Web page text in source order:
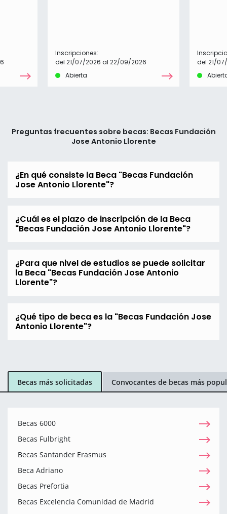
Inscripciones:
del 21/07/2026 al 22/09/2026
Abierta
del 21/
Preguntas frecuentes sobre becas: Becas Fundación
Jose Antonio Llorente
¿En qué consiste la Beca "Becas Fundación
Jose Antonio Llorente"?
¿Cuál es el plazo de inscripción de la Beca
"Becas Fundación Jose Antonio Llorente"?
¿Para que nivel de estudios se puede solicitar
la Beca "Becas Fundación Jose Antonio
Llorente"?
¿Qué tipo de beca es la "Becas Fundación Jose
Antonio Llorente"?
Becas más solicitadas Convocantes de becas más
Becas 6000
Becas Fulbright
Becas Santander Erasmus
Beca Adriano
Becas Prefortia
Becas Excelencia Comunidad de Madrid